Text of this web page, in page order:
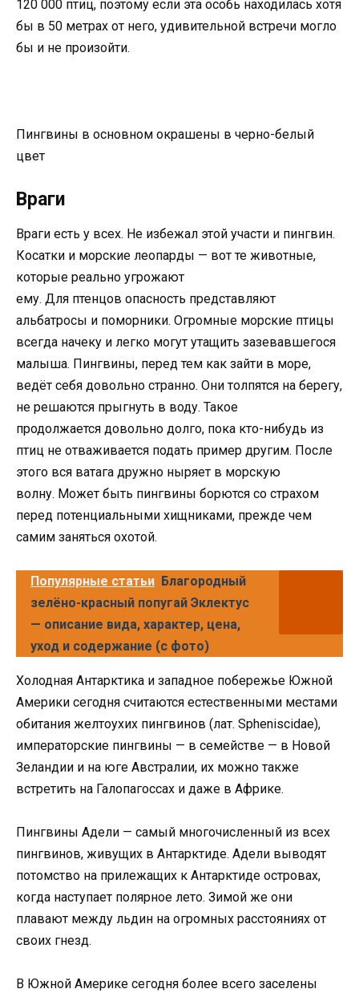
120 000 птиц, поэтому если эта особь находилась хотя
бы в 50 метрах от него, удивительной встречи могло
бы и не произойти.
Пингвины в основном окрашены в черно-белый
цвет
Враги
Враги есть у всех. Не избежал этой участи и пингвин.
Косатки и морские леопарды — вот те животные,
которые реально угрожают
ему. Для птенцов опасность представляют
альбатросы и поморники. Огромные морские птицы
всегда начеку и легко могут утащить зазевавшегося
малыша. Пингвины, перед тем как зайти в море,
ведёт себя довольно странно. Они толпятся на берегу,
не решаются прыгнуть в воду. Такое
продолжается довольно долго, пока кто-нибудь из
птиц не отваживается подать пример другим. После
этого вся ватага дружно ныряет в морскую
волну. Может быть пингвины борются со страхом
перед потенциальными хищниками, прежде чем
самим заняться охотой.
Популярные статьи Благородный
зелёно-красный попугай Эклектус
— описание вида, характер, цена,
уход и содержание (с фото)
Холодная Антарктика и западное побережье Южной
Америки сегодня считаются естественными местами
обитания желтоухих пингвинов (лат. Spheniscidae),
императорские пингвины — в семействе — в Новой
Зеландии и на юге Австралии, их можно также
встретить на Галопагоссах и даже в Африке.
Пингвины Адели — самый многочисленный из всех
пингвинов, живущих в Антарктиде. Адели выводят
потомство на прилежащих к Антарктиде островах,
когда наступает полярное лето. Зимой же они
плавают между льдин на огромных расстояниях от
своих гнезд.
В Южной Америке сегодня более всего заселены